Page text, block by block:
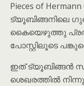
Pieces of
ട്യൂബിങ്ങനിലെ
കൈയെഴുത്തു
പോസ്റ്റിലൂടെ
ഇത് ട്യൂബിങ്ങൻ
ശെഖരത്തിൽ